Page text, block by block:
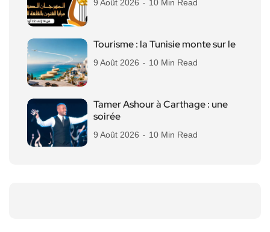
9 Août 2026 10 Min Read
Tourisme : la Tunisie monte sur le
9 Août 2026 10 Min Read
Tamer Ashour à Carthage : une
soirée
9 Août 2026 10 Min Read